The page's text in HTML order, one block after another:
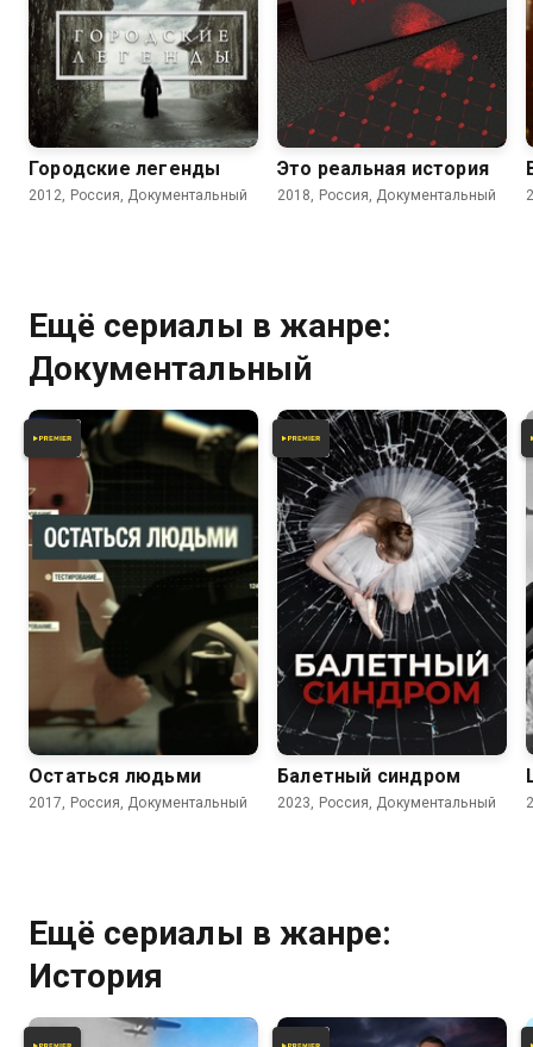
4.7
Городские легенды
2012, Россия, Документальный
Это реальная история
2018, Россия, Документальный
Ещё сериалы в жанре:
Документальный
Остаться людьми
2017, Россия, Документальный
Балетный синдром
2023, Россия, Документальный
Ещё сериалы в жанре:
История